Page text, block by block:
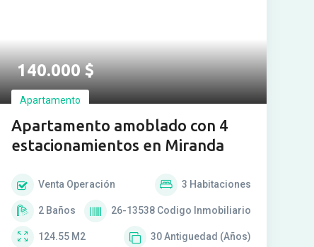
140.000$
Apartamento
Apartamento amoblado con 4
estacionamientos en Miranda
Venta Operación 3 Habitaciones
2 Baños 26-13538 Codigo Inmobiliario
124.55 M2 30Antiguedad (Años)